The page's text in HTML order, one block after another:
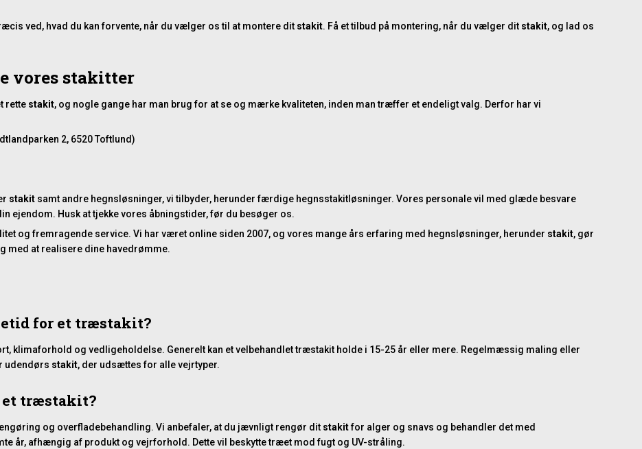
ved, hvad du kan forvente, når du vælger os til at montere dit stakit. Få et tilbud på montering, når du vælger dit stakit, og lad os
vores stakitter
rette stakit, og nogle gange har man brug for at se og mærke kvaliteten, inden man træffer et endeligt valg. Derfor har vi
2, 6520 Toftlund)
stakit samt andre hegnsløsninger, vi tilbyder, herunderfærdige hegnsstakitløsninger. Vores personale vil med glæde besvare
ejendom. Husk at tjekke vores åbningstider, før du besøger os.
og fremragende service. Vi har været online siden 2007, og vores mange års erfaring med hegnsløsninger, herunder stakit, gør
med at realisere dine havedrømme.
for et træstakit?
klimaforhold og vedligeholdelse. Generelt kan et velbehandlet træstakit holde i 15-25 år eller mere. Regelmæssig maling eller
udendørs stakit, der udsættes for alle vejrtyper.
træstakit?
og overfladebehandling. Vi anbefaler, at du jævnligt rengør dit stakitfor alger og snavs og behandler det med
år, afhængig af produkt og vejrforhold. Dette vil beskytte træet mod fugt og UV-stråling.